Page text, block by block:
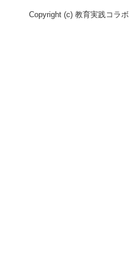
Copyright (c) 教育実践コラ